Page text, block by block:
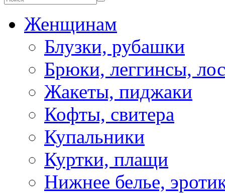
Женщинам
Блузки, рубашки
Брюки, леггинсы,
Жакеты, пиджаки
Кофты, свитера
Купальники
Куртки, плащи
Нижнее белье,